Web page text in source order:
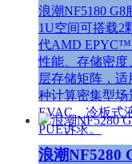
浪潮NF5180 G8
1U空间可搭载2
代AMD EPYC™
性能、存储密度
层存储矩阵，
种计算密集型场
EVAC、冷板式
PUE诉求。
浪潮NF5280